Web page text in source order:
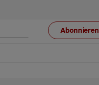
Abonnieren